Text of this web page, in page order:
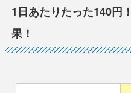
1日あたりたった140円
果！